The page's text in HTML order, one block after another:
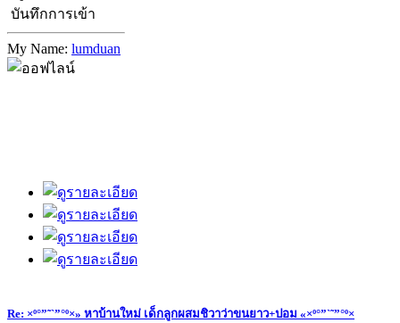
บันทึกการเข้า
My Name: lumduan
Re: ×º°”˜`”°º×» หาบ้านใหม่ เด็กลูกผสมชิวาว่าขนยาว+ปอม «×º°”`˜”°º×